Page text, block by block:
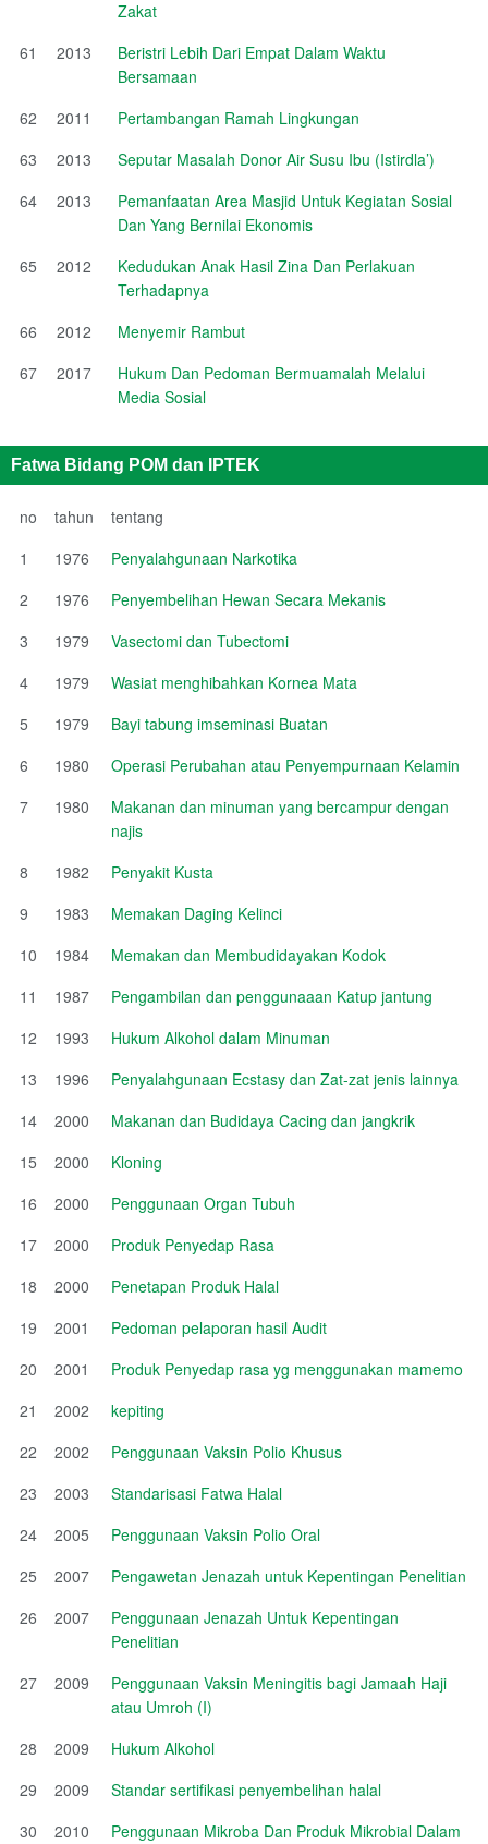
Zakat
61
2013
Beristri Lebih Dari Empat Dalam Waktu
Bersamaan
62
2011
Pertambangan Ramah Lingkungan
63
2013
Seputar Masalah Donor Air Susu Ibu (Istirdla’)
64
2013
Pemanfaatan Area Masjid Untuk Kegiatan Sosial
Dan Yang Bernilai Ekonomis
65
2012
Kedudukan Anak Hasil Zina Dan Perlakuan
Terhadapnya
66
2012
Menyemir Rambut
67
2017
Hukum Dan Pedoman Bermuamalah Melalui
Media Sosial
Fatwa Bidang POM dan IPTEK
no tahun
tentang
1
1976
Penyalahgunaan Narkotika
2
1976
Penyembelihan Hewan Secara Mekanis
3
1979
Vasectomi dan Tubectomi
4
1979
Wasiat menghibahkan Kornea Mata
5
1979
Bayi tabung imseminasi Buatan
6
1980
Operasi Perubahan atau Penyempurnaan Kelamin
7
1980
Makanan dan minuman yang bercampur dengan
najis
8
1982
Penyakit Kusta
9
1983
Memakan Daging Kelinci
10
1984
Memakan dan Membudidayakan Kodok
11
1987
Pengambilan dan penggunaaan Katup jantung
12
1993
Hukum Alkohol dalam Minuman
13
1996
Penyalahgunaan Ecstasy dan Zat-zat jenis lainnya
14
2000
Makanan dan Budidaya Cacing dan jangkrik
15
2000
Kloning
16
2000
Penggunaan Organ Tubuh
17
2000
Produk Penyedap Rasa
18
2000
Penetapan Produk Halal
19
2001
Pedoman pelaporan hasil Audit
20
2001
Produk Penyedap rasa yg menggunakan mamemo
21
2002
kepiting
22
2002
Penggunaan Vaksin Polio Khusus
23
2003
Standarisasi Fatwa Halal
24
2005
Penggunaan Vaksin Polio Oral
25
2007
Pengawetan Jenazah untuk Kepentingan Penelitian
26
2007
Penggunaan Jenazah Untuk Kepentingan
Penelitian
27
2009
Penggunaan Vaksin Meningitis bagi Jamaah Haji
atau Umroh (I)
28
2009
Hukum Alkohol
29
2009
Standar sertifikasi penyembelihan halal
30
2010
Penggunaan Mikroba Dan Produk Mikrobial Dalam